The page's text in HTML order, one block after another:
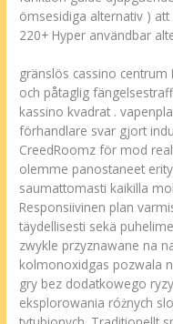
ömsesidiga alternativ )
220+ Hyper användbar
gränslös cassino
och påtaglig
kassino kvadrat .
förhandlare svar gjort
CreedRoomz för mod
olemme panostaneet
saumattomasti kaikilla
Responsiivinen plan
täydellisesti sekä
zwykle przyznawane na
kolmonoxidgas pozwala
gry bez dodatkowego
eksplorowania różnych